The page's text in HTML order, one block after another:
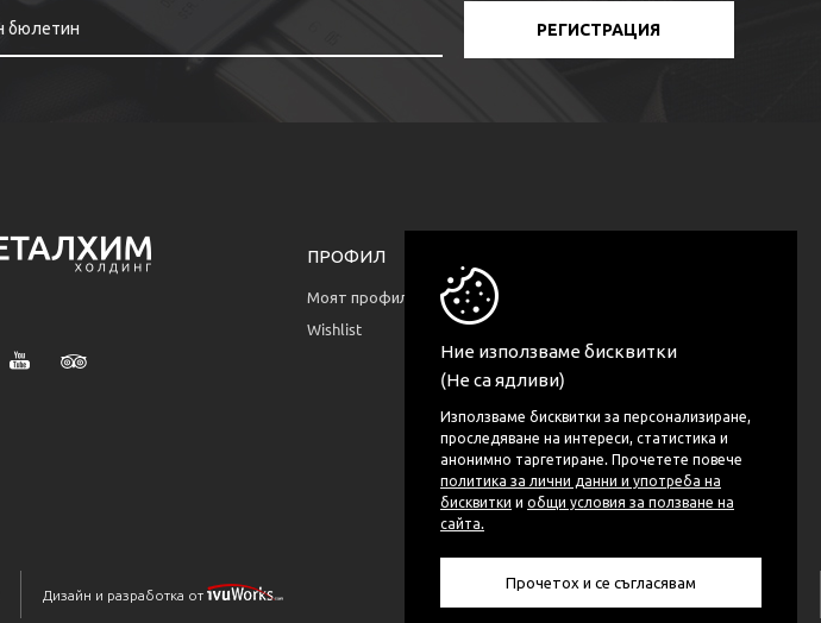
Ние използваме бисквитки
(Не са ядливи)
Използваме бисквитки за персонализиране,
проследяване на интереси, статистика и
анонимно таргетиране. Прочетете повече
политика за лични данни и употреба на
бисквитки и общи условия за ползване на
сайта.
Прочетох и се съгласявам
РЕГИСТРАЦИЯ
ПРОФИЛ
Моят профил
Wishlist
Дизайн и разработка от